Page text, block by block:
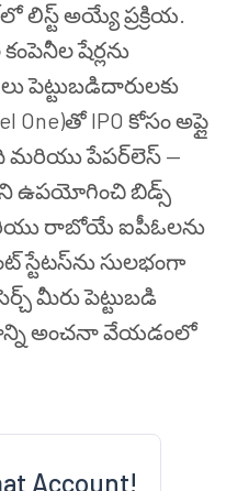
లిస్ట్ అయ్యే ప్రక్రియ.
షేర్లను
పెట్టుబడిదారులకు
IPO కోసం అప్లై
పేపర్‌లెస్ —
ఉపయోగించి బిడ్స్
రాబోయే ఐపీఓలను
సులభంగా
మీరు పెట్టుబడి
అంచనా వేయడంలో
Account!